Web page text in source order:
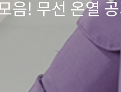
음! 무선 온열